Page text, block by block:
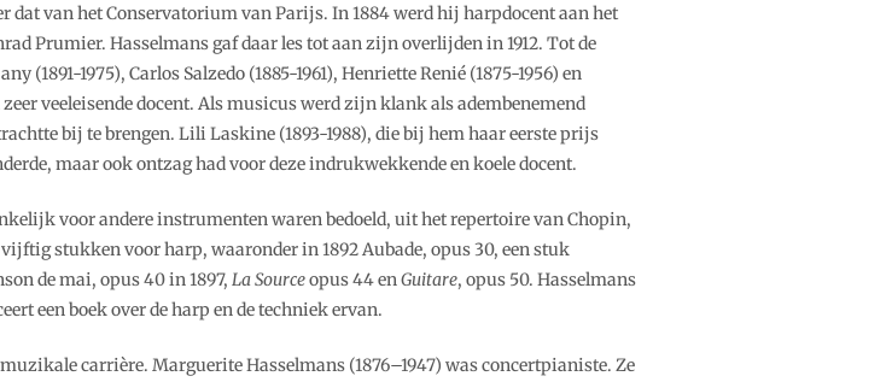
van het Conservatorium van Parijs. In 1884 werd hij harpdocent aan het
Prumier. Hasselmans gaf daar les tot aan zijn overlijden in 1912. Tot de
1975), Carlos Salzedo (1885-1961), Henriette Renié (1875-1956) en
veeleisende docent. Als musicus werd zijn klank als adembenemend
bij te brengen. Lili Laskine (1893-1988), die bij hem haar eerste prijs
maar ook ontzag had voor deze indrukwekkende en koele docent.
voor andere instrumenten waren bedoeld, uit het repertoire van Chopin,
stukken voor harp, waaronder in 1892 Aubade, opus 30, een stuk
de mai, opus 40 in 1897, La Sourceopus 44 enGuitare, opus 50. Hasselmans
een boek over de harp en de techniek ervan.
carrière. Marguerite Hasselmans (1876–1947) was concertpianiste. Ze